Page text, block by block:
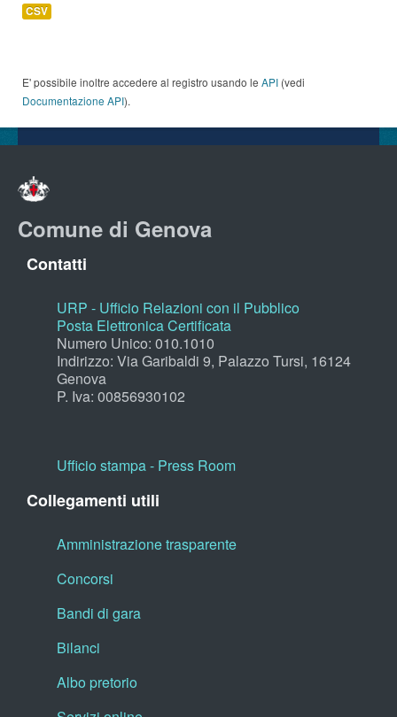
CSV
E' possibile inoltre accedere al registro usando le API (vedi
Documentazione API).
Comune di Genova
Contatti
URP - Ufficio Relazioni con il Pubblico
Posta Elettronica Certificata
Numero Unico: 010.1010
Indirizzo: Via Garibaldi 9, Palazzo Tursi, 16124
Genova
P. Iva: 00856930102
Ufficio stampa - Press Room
Collegamenti utili
Amministrazione trasparente
Concorsi
Bandi di gara
Bilanci
Albo pretorio